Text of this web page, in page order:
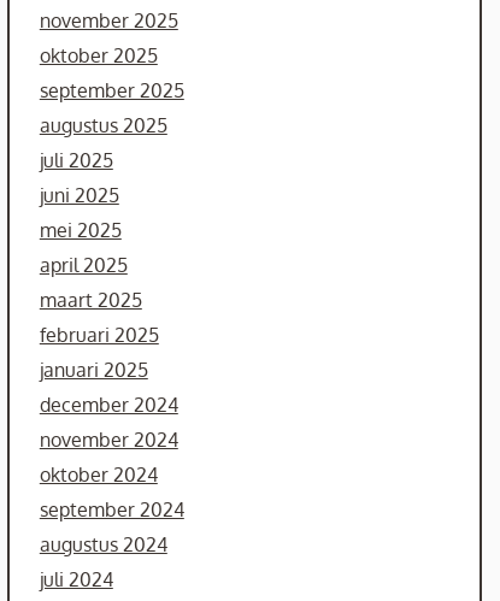
november 2025
oktober 2025
september 2025
augustus 2025
juli 2025
juni 2025
mei 2025
april 2025
maart 2025
februari 2025
januari 2025
december 2024
november 2024
oktober 2024
september 2024
augustus 2024
juli 2024